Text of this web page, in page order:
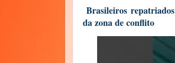
Brasileiros
da zona de conflito